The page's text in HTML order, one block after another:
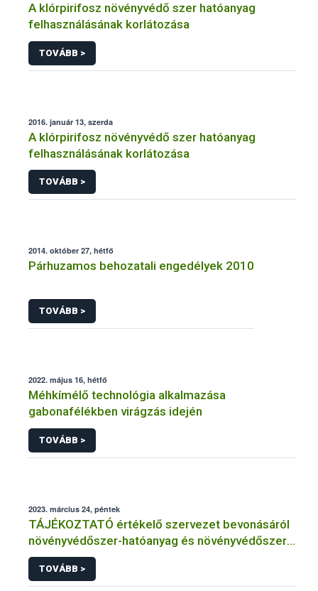
A klórpirifosz növényvédő szer hatóanyag
felhasználásának korlátozása
TOVÁBB >
2016. január 13, szerda
A klórpirifosz növényvédő szer hatóanyag
felhasználásának korlátozása
TOVÁBB >
2014. október 27, hétfő
Párhuzamos behozatali engedélyek 2010
TOVÁBB >
2022. május 16, hétfő
Méhkímélő technológia alkalmazása
gabonafélékben virágzás idején
TOVÁBB >
2023. március 24, péntek
TÁJÉKOZTATÓ értékelő szervezet bevonásáról
növényvédőszer-hatóanyag és növényvédőszer
engedélyezésére, továbbá a meglévő engedély
meghosszabbítására vagy módosítására irányuló
TOVÁBB >